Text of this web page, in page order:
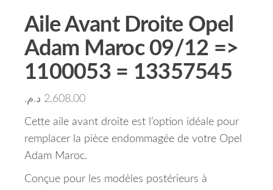
Aile Avant Droite Opel
Adam Maroc 09/12 =>
1100053 = 13357545
2,608.00 د.م.
Cette aile avant droite est l’option idéale pour
remplacer la pièce endommagée de votre Opel
Adam Maroc.
Conçue pour les modèles postérieurs à